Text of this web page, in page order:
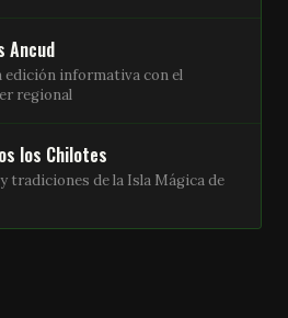
Ancud
edición informativa con el
regional
los Chilotes
tradiciones de la Isla Mágica de